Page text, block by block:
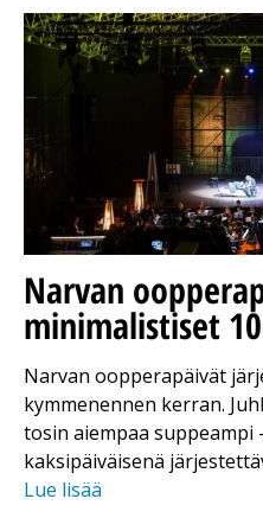
Narvan
minimalistiset
Narvan oopperapäivät
kymmenennen kerran.
tosin aiempaa suppeampi
kaksipäiväisenä
Lue lisää